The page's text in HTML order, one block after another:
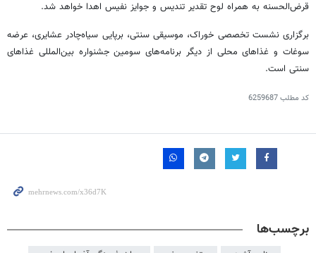
قرض‌الحسنه به همراه لوح تقدیر تندیس و جوایز نفیس اهدا خواهد شد.
برگزاری نشست تخصصی خوراک، موسیقی سنتی، برپایی سیاه‌چادر عشایری، عرضه
سوغات و غذاهای محلی از دیگر برنامه‌های سومین جشنواره بین‌المللی غذاهای
سنتی است.
کد مطلب6259687
برچسب‌ها